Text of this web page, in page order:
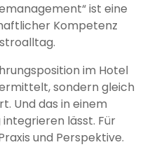
ist eine
Kompetenz
im Hotel
sondern gleich
Und das in einem
lässt. Für
und Perspektive.